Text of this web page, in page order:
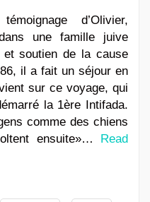
d’Olivier,
une famille juive
soutien de la cause
il a fait un séjour en
sur ce voyage, qui
la 1ère Intifada.
comme des chiens
ensuite»…
Read